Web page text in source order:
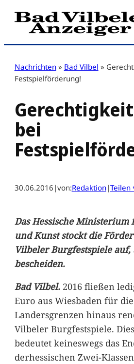
Zum
Inhalt
Nachrichten » Bad Vilbel »
Festspielförderung!
bei
30.06.2016 |von:Redaktion|Teilen
Das Hessische Ministerium
und Kunst stockt die
Vilbeler Burgfestspiele
bescheiden.
Bad Vilbel. 2016 fließen
Euro aus Wiesbaden für
Landersgrenzen hinaus
Vilbeler Burgfestspiele.
bedeutet keineswegs das
derhessischen Zwei-